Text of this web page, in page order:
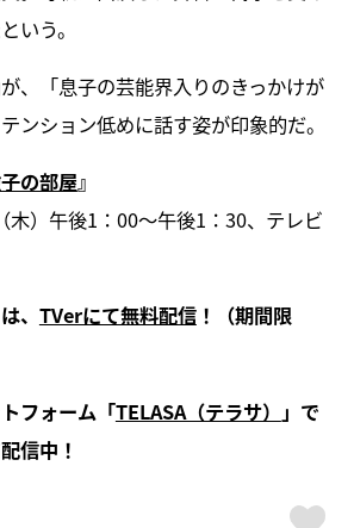
いう。
、「息子の芸能界入りのきっかけが
ンション低めに話す姿が印象的だ。
の部屋』
木）午後1：00～午後1：30、テレビ
、 TVerにて無料配信！（期間限
フォーム「TELASA（テラサ） 」で
信中！